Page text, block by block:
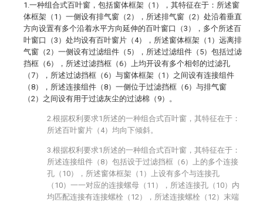
1.一种组合式百叶窗，包括窗体框架（1），其特征在于：所述窗
体框架（1）一侧设有排气窗（2），所述排气窗（2）处沿着垂直
方向设置有多个沿着水平方向延伸的百叶窗口（3），多个所述百
叶窗口（3）处均设有百叶窗片（4），所述窗体框架（1）远离排
气窗（2）一侧设有过滤组件（5），所述过滤组件（5）包括过滤
挡框（6），所述过滤挡框（6）上均开设有多个相邻的过滤孔
（7），所述过滤挡框（6）与窗体框架（1）之间设有连接组件
（8），所述连接组件（8）一侧位于过滤挡框（6）与排气窗
（2）之间设有用于过滤灰尘的过滤棉（9）。
2.根据权利要求1所述的一种组合式百叶窗，其特征在于：
所述百叶窗片（4）均向下倾斜。
3.根据权利要求1所述的一种组合式百叶窗，其特征在于：
所述连接组件（8）包括设于过滤挡框（6）上的多个连接
孔（10），所述窗体框架（1）上设有多个与连接孔
（10）一一对应的连接螺母（11），所述连接孔（10）内
均匹配连接有连接螺栓（12），所述连接螺栓（12）末端